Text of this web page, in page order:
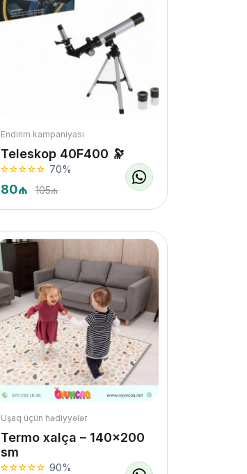
Endirim kampaniyası
Teleskop 40F400 🔭
70%
80₼ 105₼
Uşaq üçün hədiyyələr
Termo xalça – 140×200
sm
90%